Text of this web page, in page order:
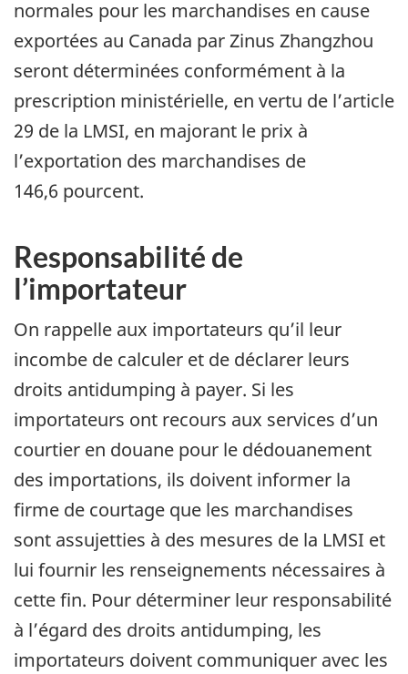
normales pour les marchandises en cause
exportées au Canada par Zinus Zhangzhou
seront déterminées conformément à la
prescription ministérielle, en vertu de l’article
29 de la LMSI, en majorant le prix à
l’exportation des marchandises de
146,6 pourcent.
Responsabilité de
l’importateur
On rappelle aux importateurs qu’il leur
incombe de calculer et de déclarer leurs
droits antidumping à payer. Si les
importateurs ont recours aux services d’un
courtier en douane pour le dédouanement
des importations, ils doivent informer la
firme de courtage que les marchandises
sont assujetties à des mesures de la LMSI et
lui fournir les renseignements nécessaires à
cette fin. Pour déterminer leur responsabilité
à l’égard des droits antidumping, les
importateurs doivent communiquer avec les